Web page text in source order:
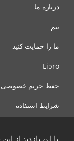
با این بازدید از
درباره ما
تیم
ما را حمایت کنید
Libro
حفظ حریم خصوصی
شرایط استفاده